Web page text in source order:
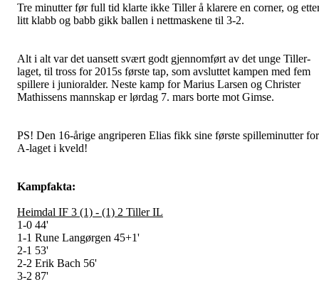
Tre minutter før full tid klarte ikke Tiller å klarere en corner, og
litt klabb og babb gikk ballen i nettmaskene til 3-2.
Alt i alt var det uansett svært godt gjennomført av det unge Tiller-
laget, til tross for 2015s første tap, som avsluttet kampen med fem
spillere i junioralder. Neste kamp for Marius Larsen og Christer
Mathissens mannskap er lørdag 7. mars borte mot Gimse.
PS! Den 16-årige angriperen Elias fikk sine første spilleminutter for
A-laget i kveld!
Kampfakta:
Heimdal IF 3 (1) - (1) 2 Tiller IL
1-0 44'
1-1 Rune Langørgen 45+1'
2-1 53'
2-2 Erik Bach 56'
3-2 87'